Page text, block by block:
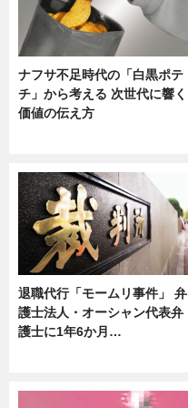
ナフサ不足時代の「白黒ポテ
チ」から考える 次世代に響く
価値の伝え方
退職代行「モームリ事件」 弁
護士法人・オーシャン代表弁
護士に1年6か月…